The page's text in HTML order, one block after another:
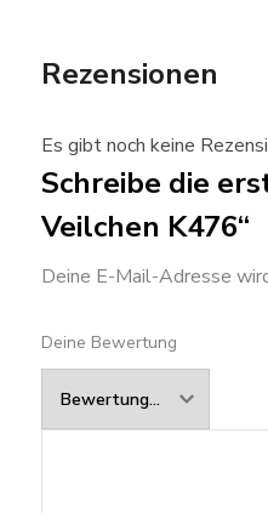
Rezensionen
Es gibt noch keine
Schreibe die
Veilchen K476“
Deine E-Mail-Adresse
Deine Bewertung